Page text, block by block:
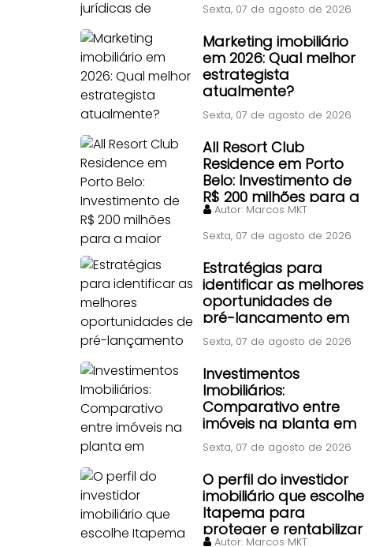
contrato particular
antigo?
Sexta, 07 de agosto de 2026
Marketing imobiliário
em 2026: Qual melhor
estrategista
atualmente?
Sexta, 07 de agosto de 2026
All Resort Club
Residence em Porto
Belo: Investimento de
R$ 200 milhões para a
maior piscina de
ondas do Brasil
Autor: Marcos MKT
Sexta, 07 de agosto de 2026
Estratégias para
identificar as melhores
oportunidades de
pré-lançamento em
Itapema
Sexta, 07 de agosto de 2026
Investimentos
Imobiliários:
Comparativo entre
imóveis na planta em
Itapema, Florianópolis
e Piçarras
Sexta, 07 de agosto de 2026
O perfil do investidor
imobiliário que escolhe
Itapema para
proteger e rentabilizar
Autor: Marcos MKT